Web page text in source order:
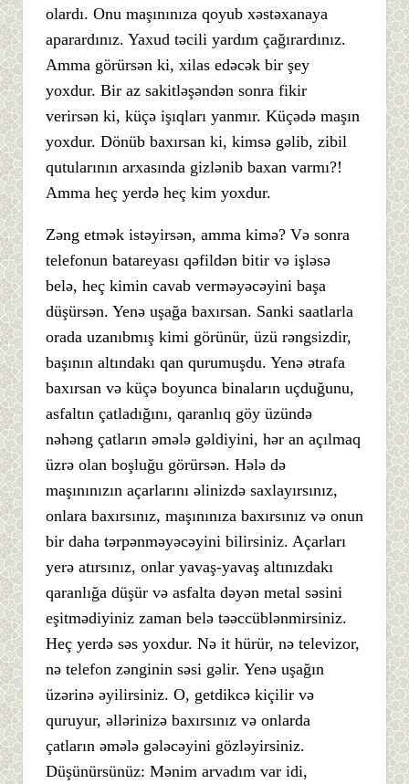
olardı. Onu maşınınıza qoyub xəstəxanaya
aparardınız. Yaxud təcili yardım çağırardınız.
Amma görürsən ki, xilas edəcək bir şey
yoxdur. Bir az sakitləşəndən sonra fikir
verirsən ki, küçə işıqları yanmır. Küçədə maşın
yoxdur. Dönüb baxırsan ki, kimsə gəlib, zibil
qutularının arxasında gizlənib baxan varmı?!
Amma heç yerdə heç kim yoxdur.
Zəng etmək istəyirsən, amma kimə? Və sonra
telefonun batareyası qəfildən bitir və işləsə
belə, heç kimin cavab verməyəcəyini başa
düşürsən. Yenə uşağa baxırsan. Sanki saatlarla
orada uzanıbmış kimi görünür, üzü rəngsizdir,
başının altındakı qan qurumuşdu. Yenə ətrafa
baxırsan və küçə boyunca binaların uçduğunu,
asfaltın çatladığını, qaranlıq göy üzündə
nəhəng çatların əmələ gəldiyini, hər an açılmaq
üzrə olan boşluğu görürsən. Hələ də
maşınınızın açarlarını əlinizdə saxlayırsınız,
onlara baxırsınız, maşınınıza baxırsınız və onun
bir daha tərpənməyəcəyini bilirsiniz. Açarları
yerə atırsınız, onlar yavaş-yavaş altınızdakı
qaranlığa düşür və asfalta dəyən metal səsini
eşitmədiyiniz zaman belə təəccüblənmirsiniz.
Heç yerdə səs yoxdur. Nə it hürür, nə televizor,
nə telefon zənginin səsi gəlir. Yenə uşağın
üzərinə əyilirsiniz. O, getdikcə kiçilir və
quruyur, əllərinizə baxırsınız və onlarda
çatların əmələ gələcəyini gözləyirsiniz.
Düşünürsünüz: Mənim arvadım var idi,